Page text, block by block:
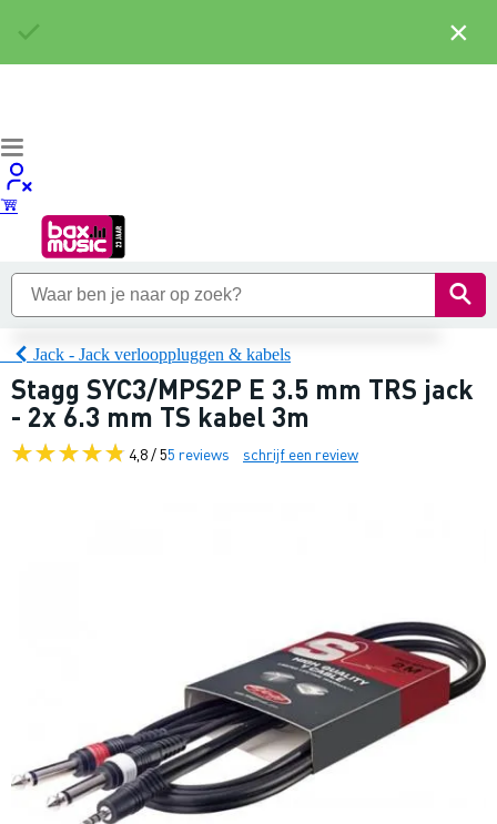
Jack - Jack verlooppluggen & kabels
Stagg SYC3/MPS2P E 3.5 mm TRS jack
- 2x 6.3 mm TS kabel 3m
4,8 / 55 reviews schrijf een review
×